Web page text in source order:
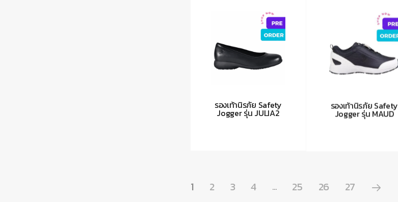
รองเท้านิรภัย Safety
Jogger รุ่น JULIA2
รองเท้านิรภัย Safety
Jogger รุ่น MAUD
1 2 3 4 … 25 26 27